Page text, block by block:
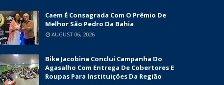
Caem É Consagrada Com O Prêmio De
Melhor São Pedro Da Bahia
AUGUST 06, 2026
Bike Jacobina Conclui Campanha Do
Agasalho Com Entrega De Cobertores E
Roupas Para Instituições Da Região